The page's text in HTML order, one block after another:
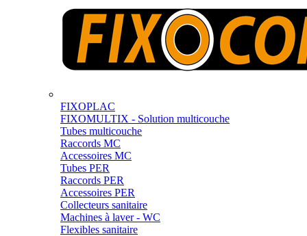
FIXOPLAC
FIXOMULTIX - Solution multicouche
Tubes multicouche
Raccords MC
Accessoires MC
Tubes PER
Raccords PER
Accessoires PER
Collecteurs sanitaire
Machines à laver - WC
Flexibles sanitaire